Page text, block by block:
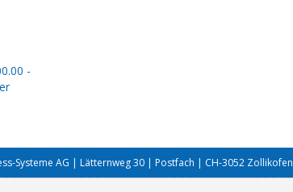
-
Systeme AG | Lätternweg 30 | Postfach | CH-3052